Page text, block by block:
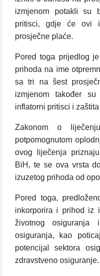
izmjenom potakli su
pritisci, gdje će ovi
prosječne plaće.
Pored toga prijedlog
prihoda na ime
sa tri na šest
izmjenom također
inflatorni pritisci i
Zakonom o
potpomognutom
ovog liječenja
BiH, te se ova vrsta
izuzetog prihoda od
Pored toga,
inkorporira i prihod iz
životnog osiguranja
osiguranja, kao
potencijal sektora
zdravstveno osiguranje.